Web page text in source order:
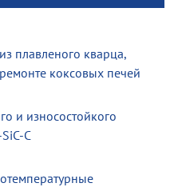
плавленого кварца,
коксовых печей
и износостойкого
C